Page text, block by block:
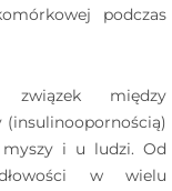
podczas
między
i u ludzi. Od
w wielu